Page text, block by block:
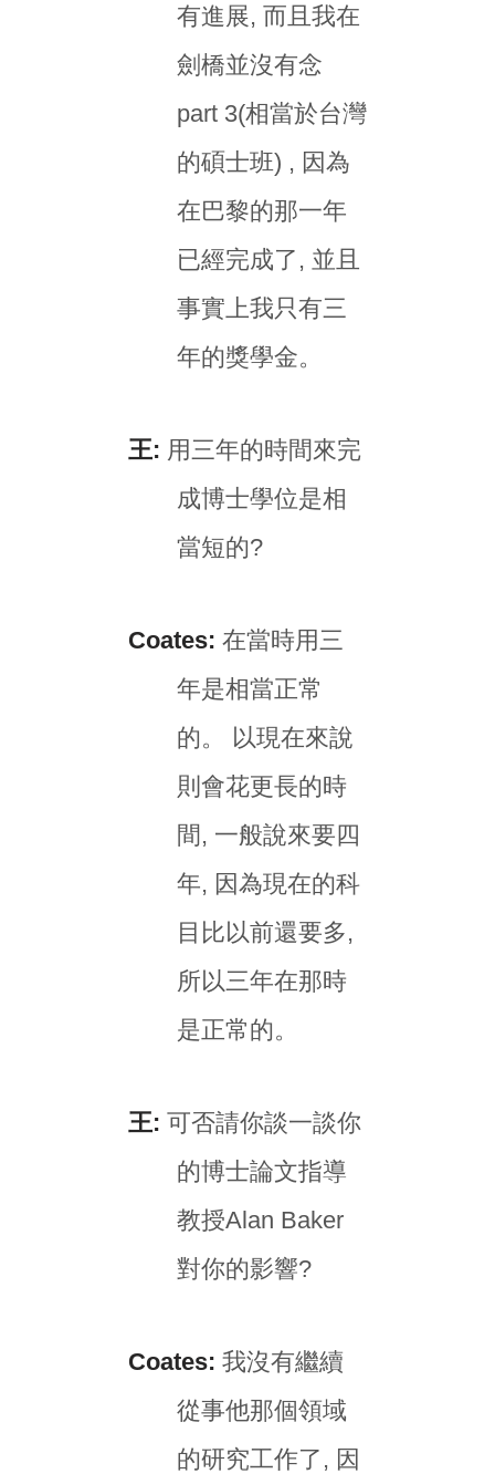
有進展, 而且我在
劍橋並沒有念
part 3(相當於台灣
的碩士班) , 因為
在巴黎的那一年
已經完成了, 並且
事實上我只有三
年的獎學金。
王: 用三年的時間來完
成博士學位是相
當短的?
Coates: 在當時用三
年是相當正常
的。 以現在來說
則會花更長的時
間, 一般說來要四
年, 因為現在的科
目比以前還要多,
所以三年在那時
是正常的。
王: 可否請你談一談你
的博士論文指導
教授Alan Baker
對你的影響?
Coates: 我沒有繼續
從事他那個領域
的研究工作了, 因